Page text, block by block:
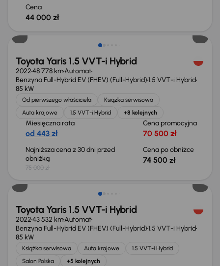
Cena
44 000 zł
Toyota Yaris 1.5 VVT-i Hybrid
202248 778 kmAutomat
Benzyna Full-Hybrid EV (FHEV) (Full-Hybrid)1.5 VVT-i Hybrid
85 kW
Od pierwszego właściciela
Książka serwisowa
Auta krajowe
1.5 VVT-i Hybrid +8 kolejnych
Miesięczna rata
od 443 zł
Cena promocyjna
70 500 zł
Najniższa cena z 30 dni przed
obniżką
75 000 zł
Cena po obniżce
74 500 zł
Toyota Yaris 1.5 VVT-i Hybrid
202243 532 kmAutomat
Benzyna Full-Hybrid EV (FHEV) (Full-Hybrid)1.5 VVT-i Hybrid
85 kW
Książka serwisowa Auta krajowe
1.5 VVT-i Hybrid
Salon Polska
+5 kolejnych